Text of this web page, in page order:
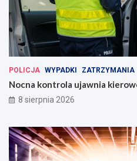
POLICJA WYPADKI ZATRZYMANIA
Nocna kontrola ujawnia
8 sierpnia 2026